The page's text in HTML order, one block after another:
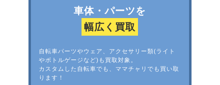
車体・パーツを
幅広く買取
自転車パーツやウェア、アクセサリー類(ライト
やボトルゲージなど)も買取対象。
カスタムした自転車でも、ママチャリでも買い取
ります！